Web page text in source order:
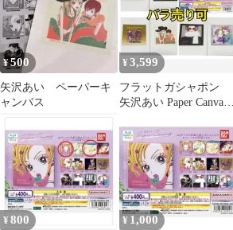
¥500
矢沢あい ペーパーキ
ャンバス
¥3,599
フラットガシャポン
矢沢あい Paper Canvas
¥ 800 ¥ 1,000